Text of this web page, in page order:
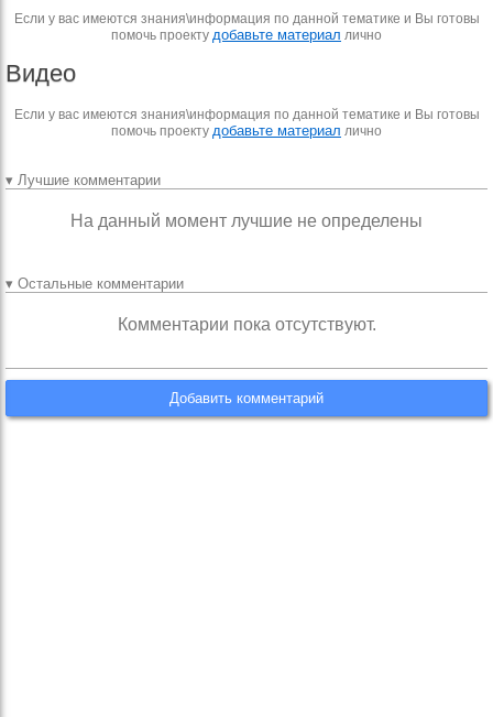
Если у вас имеются знания\информация по данной тематике и Вы готовы
помочь проекту добавьте материал лично
Видео
Если у вас имеются знания\информация по данной тематике и Вы готовы
помочь проекту добавьте материал лично
▾ Лучшие комментарии
На данный момент лучшие не определены
▾ Остальные комментарии
Комментарии пока отсутствуют.
Добавить комментарий